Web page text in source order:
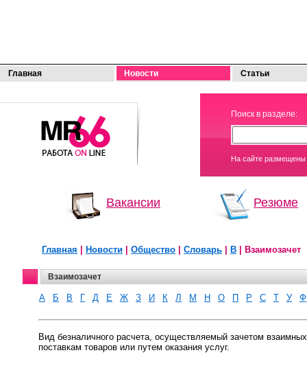
Главная Новости Статьи
МОЯ
РАБОТА
Поиск в разделе:
На сайте размещены
Вакансии Резюме
Главная Новости Общество Словарь В | Взаимозачет
Взаимозачет
A Б В Г Д Е Ж З И К Л М Н О П Р С Т У Ф
Вид безналичного расчета, осуществляемый зачетом
поставкам товаров или путем оказания услуг.